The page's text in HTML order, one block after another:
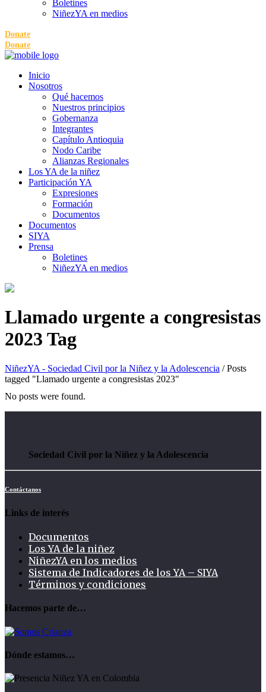
Boletines
NiñezYA en medios
Donate
Donate
Inicio
Nosotros
Qué hacemos
Nuestros principios
Gobernanza
Integrantes
Capítulo Antioquia
Nodo Caribe
Alianzas Regionales
Los YA de la niñez
Participación YA
Expresiones
Formación
Documentos
Documentos
SIYA
Prensa
Boletines
NiñezYA en medios
Llamado urgente a congresistas
2023 Tag
NiñezYA - Sociedad Civil por la Niñez y la Adolescencia /Posts
tagged "Llamado urgente a congresistas 2023"
No posts were found.
Sociedad Civil por la Niñez y la Adolescencia
Contáctanos
Links de interés
Documentos
Los YA de la niñez
NiñezYA en los medios
Sistema de Indicadores de los YA – SIYA
Términos y condiciones
Hacemos parte de…
Dónde estamos…